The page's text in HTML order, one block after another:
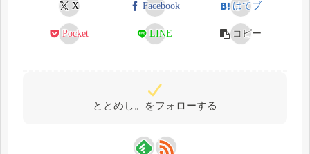
X Facebook はてブ
Pocket LINE コピー
ととめし。をフォローする